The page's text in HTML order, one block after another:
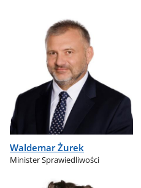
Waldemar Żurek
Minister Sprawiedliwości